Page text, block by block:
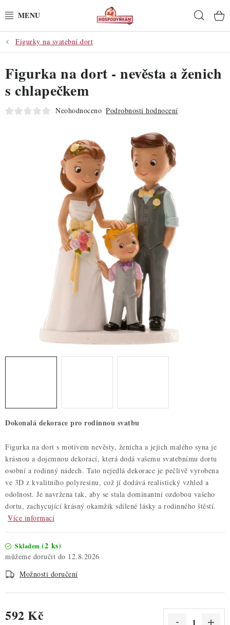
na
POTŘEBY
POMŮCKY
SUROVINY
ZDRAVÉ PEČENÍ
DÁRKOVÉ POUKAZY
TÉMATICKÉ PRODUKTY
PROFI BALENÍ
NOVÉ ZBOŽÍ
Hodnocení obchodu
Blog
Moje objednávka
Podmínky ochrany osobních údajů
Figurky na svatební dort
Dokonalá dekorace pro rodinnou svatbu
Figurka na dort s motivem nevěsty, ženicha a jejich malého syna je
krásnou a dojemnou dekorací, která dodá vašemu svatebnímu dortu
osobní a rodinný nádech. Tato nejedlá dekorace je pečlivě vyrobena
ve 3D z kvalitního polyresinu, což jí dodává realistický vzhled a
odolnost. Je navržena tak, aby se stala dominantní ozdobou vašeho
dortu, zachycující krásný okamžik sdílené lásky a rodinného štěstí.
Více informací
Skladem (2 ks)
12.8.2026
Možnosti doručení
592 Kč
Figurka na dort - nevěsta a ženich
s chlapečkem
Neohodnoceno Podrobnosti hodnocení